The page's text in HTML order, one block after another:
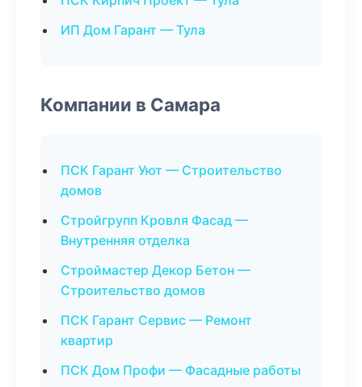
ИП Дом Гарант — Тула
Компании в Самара
ПСК Гарант Уют — Строительство
домов
Стройгрупп Кровля Фасад —
Внутренняя отделка
Строймастер Декор Бетон —
Строительство домов
ПСК Гарант Сервис — Ремонт
квартир
ПСК Дом Профи — Фасадные работы